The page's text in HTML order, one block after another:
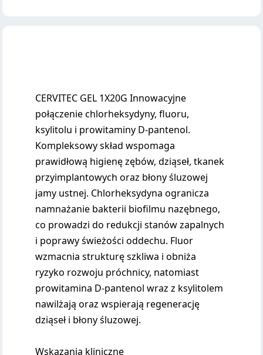
CERVITEC GEL 1X20G Innowacyjne
połączenie chlorheksydyny, fluoru,
ksylitolu i prowitaminy D-pantenol.
Kompleksowy skład wspomaga
prawidłową higienę zębów, dziąseł, tkanek
przyimplantowych oraz błony śluzowej
jamy ustnej. Chlorheksydyna ogranicza
namnażanie bakterii biofilmu nazębnego,
co prowadzi do redukcji stanów zapalnych
i poprawy świeżości oddechu. Fluor
wzmacnia strukturę szkliwa i obniża
ryzyko rozwoju próchnicy, natomiast
prowitamina D-pantenol wraz z ksylitolem
nawilżają oraz wspierają regenerację
dziąseł i błony śluzowej.
Wskazania kliniczne